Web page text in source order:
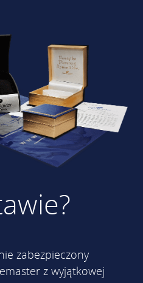
zabezpieczony
z wyjątkowej